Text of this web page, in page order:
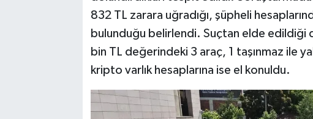
832 TL zarara uğradığı, şüpheli
bulunduğu belirlendi. Suçtan elde edildiği
bin TL değerindeki 3 araç, 1 taşınmaz ile
kripto varlık hesaplarına ise el konuldu.